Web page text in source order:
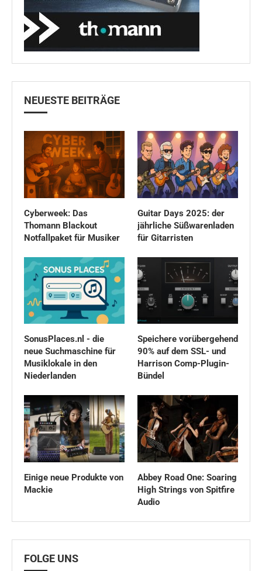
NEUESTE BEITRÄGE
Cyberweek: Das
Thomann Blackout
Notfallpaket für Musiker
Guitar Days 2025: der
jährliche Süßwarenladen
für Gitarristen
SonusPlaces.nl - die
neue Suchmaschine für
Musiklokale in den
Niederlanden
Speichere vorübergehend
90% auf dem SSL- und
Harrison Comp-Plugin-
Bündel
Einige neue Produkte von
Mackie
Abbey Road One: Soaring
High Strings von Spitfire
Audio
FOLGE UNS